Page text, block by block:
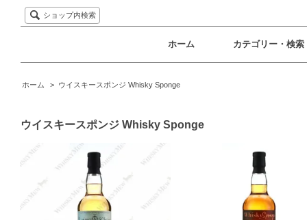
ショップ内検索
ホーム カテゴリー・検索
ホーム > ウイスキースポンジ Whisky Sponge
ウイスキースポンジ Whisky Sponge